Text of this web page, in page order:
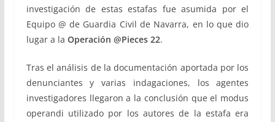
investigación de estas estafas fue asumida por el
Equipo @ de Guardia Civil de Navarra, en lo que dio
lugar a la Operación @Pieces 22.
Tras el análisis de la documentación aportada por los
denunciantes y varias indagaciones, los agentes
investigadores llegaron a la conclusión que el modus
operandi utilizado por los autores de la estafa era